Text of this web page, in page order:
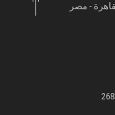
- مصر